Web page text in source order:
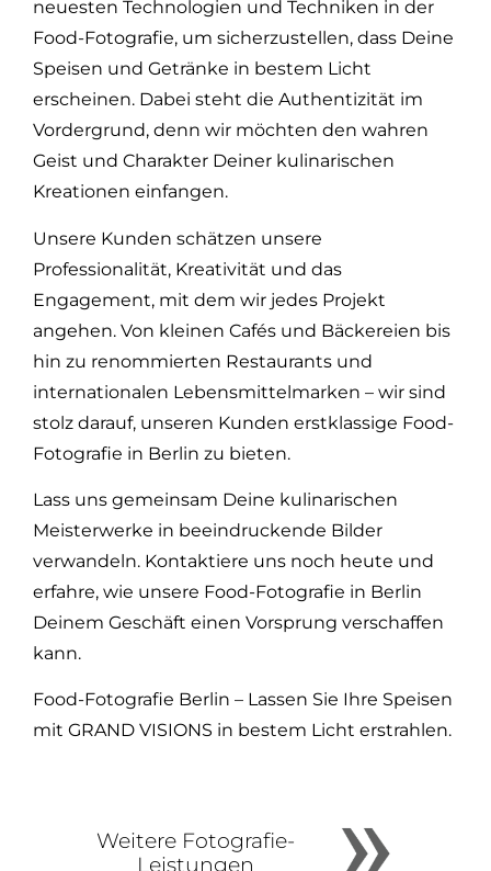
Mit unseren Bildern
lassen sich die Sinne
Deiner Zielgruppe
wecken und eine
emotionale
Verbindung zu
Deinem Angebot
herstellen.
neuesten Technologien und Techniken in der
Food-Fotografie, um sicherzustellen, dass Deine
Speisen und Getränke in bestem Licht
erscheinen. Dabei steht die Authentizität im
Vordergrund, denn wir möchten den wahren
Geist und Charakter Deiner kulinarischen
Kreationen einfangen.
Unsere Kunden schätzen unsere
Professionalität, Kreativität und das
Engagement, mit dem wir jedes Projekt
angehen. Von kleinen Cafés und Bäckereien bis
hin zu renommierten Restaurants und
internationalen Lebensmittelmarken – wir sind
stolz darauf, unseren Kunden erstklassige Food-
Fotografie in Berlin zu bieten.
Lass uns gemeinsam Deine kulinarischen
Meisterwerke in beeindruckende Bilder
verwandeln. Kontaktiere uns noch heute und
erfahre, wie unsere Food-Fotografie in Berlin
Deinem Geschäft einen Vorsprung verschaffen
kann.
Food-Fotografie Berlin – Lassen Sie Ihre Speisen
mit GRAND VISIONS in bestem Licht erstrahlen.
Weitere Fotografie-
Leistungen